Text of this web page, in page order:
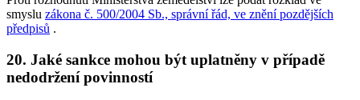
smyslu zákona č. 500/2004 Sb., správní řád, ve znění pozdějších
předpisů .
20. Jaké sankce mohou být uplatněny v případě
nedodržení povinností